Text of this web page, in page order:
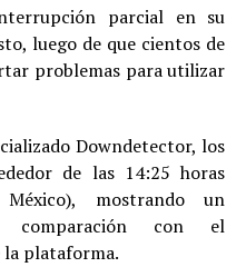
parcial en su
luego de que cientos de
problemas para utilizar
Downdetector, los
de las 14:25 horas
mostrando un
comparación con el
plataforma.